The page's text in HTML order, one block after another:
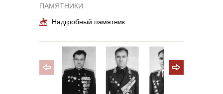
ПАМЯТНИКИ
Надгробный памятник